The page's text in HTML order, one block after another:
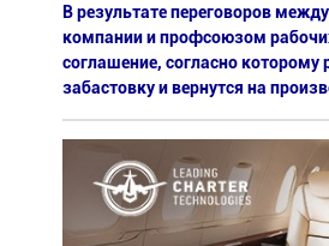
В результате переговоров
компании и профсоюзом
соглашение, согласно которому
забастовку и вернутся на